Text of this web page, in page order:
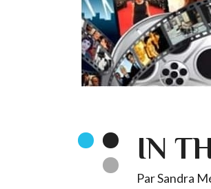
IN
Par Sandra